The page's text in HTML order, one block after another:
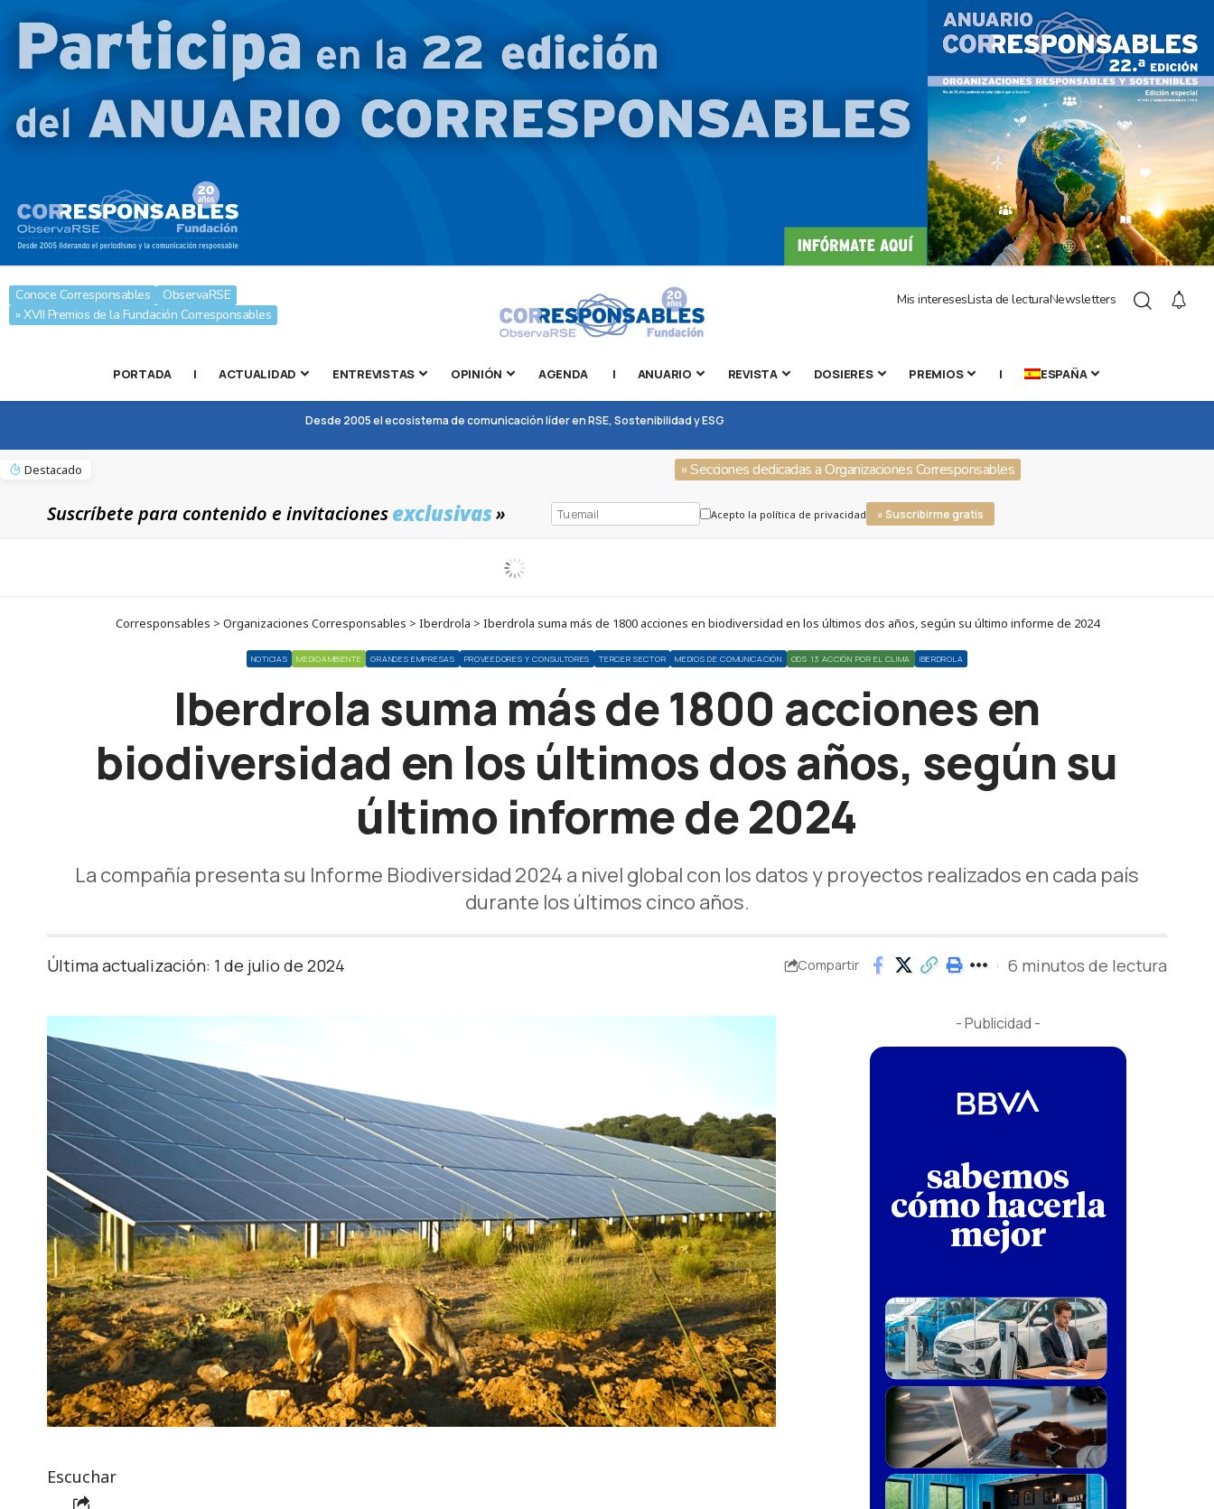
Conoce Corresponsables
ObservaRSE
» XVII Premios de la Fundación Corresponsables
Mis interesesLista de lecturaNewsletters
PORTADA | ACTUALIDAD ENTREVISTAS OPINIÓN AGENDA | ANUARIO REVISTA DOSIERES PREMIOS | ESPAÑA
Desde 2005 el ecosistema de comunicación líder en RSE, Sostenibilidad y ESG
Destacado » Secciones dedicadas a Organizaciones Corresponsables
Suscríbete para contenido e invitacionesexclusivas» Acepto la política de privacidad » Suscribirme gratis
Corresponsables > Organizaciones Corresponsables > Iberdrola > Iberdrola suma más de 1800 acciones en biodiversidad en los últimos dos años, según su último informe de 2024
NOTICIAS MEDIOAMBIENTE GRANDES EMPRESAS PROVEEDORES Y CONSULTORES TERCER SECTOR MEDIOS DE COMUNICACIÓN ODS 13 ACCIÓN POR EL CLIMA IBERDROLA
Iberdrola suma más de 1800 acciones en
biodiversidad en los últimos dos años, según su
último informe de 2024
La compañía presenta su Informe Biodiversidad 2024 a nivel global con los datos y proyectos realizados en cada país
durante los últimos cinco años.
Última actualización: 1 de julio de 2024 Compartir 6 minutos de lectura
Escuchar
- Publicidad -